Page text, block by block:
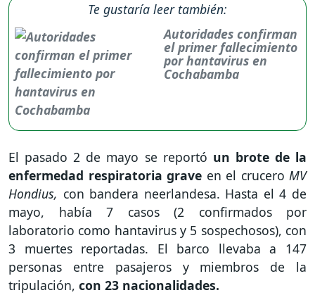
Te gustaría leer también:
Autoridades confirman
el primer fallecimiento
por hantavirus en
Cochabamba
El pasado 2 de mayo se reportó un brote de la
enfermedad respiratoria grave en el crucero MV
Hondius, con bandera neerlandesa. Hasta el 4 de
mayo, había 7 casos (2 confirmados por
laboratorio como hantavirus y 5 sospechosos), con
3 muertes reportadas. El barco llevaba a 147
personas entre pasajeros y miembros de la
tripulación, con 23 nacionalidades.